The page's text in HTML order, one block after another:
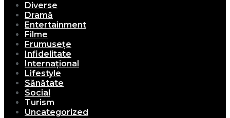
Diverse
Dramă
Entertainment
Filme
Frumusețe
Infidelitate
Internațional
Lifestyle
Sănătate
Social
Turism
Uncategorized